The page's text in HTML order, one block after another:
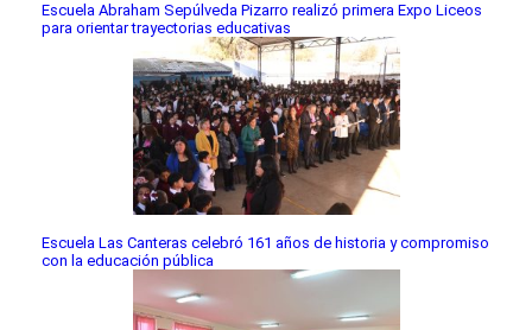
Escuela Abraham Sepúlveda Pizarro realizó primera Expo Liceos
para orientar trayectorias educativas
Escuela Las Canteras celebró 161 años de historia y compromiso
con la educación pública